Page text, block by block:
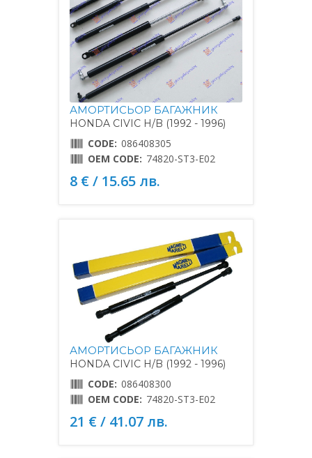
АМОРТИСЬОР БАГАЖНИК
HONDA CIVIC H/B (1992 - 1996)
CODE: 086408305
OEM CODE: 74820-ST3-E02
8 € / 15.65 лв.
АМОРТИСЬОР БАГАЖНИК
HONDA CIVIC H/B (1992 - 1996)
CODE: 086408300
OEM CODE: 74820-ST3-E02
21 € / 41.07 лв.